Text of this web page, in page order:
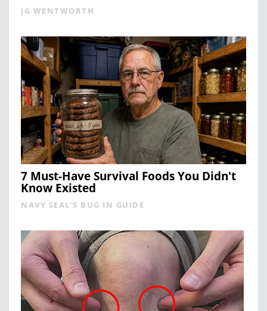
JG WENTWORTH
7 Must-Have Survival Foods You Didn't
Know Existed
NAVY SEAL'S BUG IN GUIDE